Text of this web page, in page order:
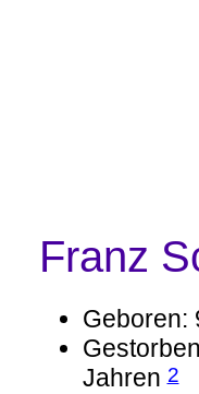
Franz
Geboren:
Jahren2